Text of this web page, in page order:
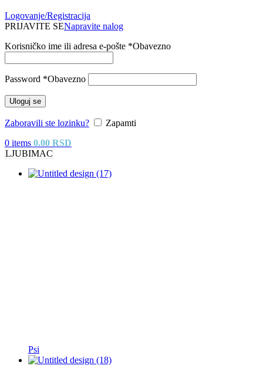
Logovanje/Registracija
PRIJAVITE SENapravite nalog
Korisničko ime ili adresa e-pošte *Obavezno
Password *Obavezno
Uloguj se
Zaboravili ste lozinku?
Zapamti
0 items 0.00 RSD
LJUBIMAC
Psi